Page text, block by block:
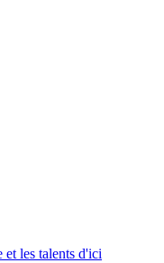
et les talents d'ici